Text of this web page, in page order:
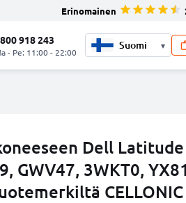
Erinomainen
918 243
- Pe: 11:00 - 22:00
▾
Dell Latitude
GWV47, 3WKT0,
CELLONIC